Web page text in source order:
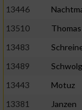
13446
13510
Thomas
13483
13489
13443
Motuz
13381
Janzen